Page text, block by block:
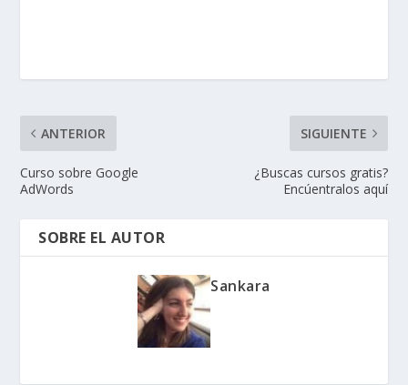
ANTERIOR
Curso sobre Google
AdWords
SIGUIENTE
¿Buscas cursos gratis?
Encúentralos aquí
SOBRE EL AUTOR
Sankara